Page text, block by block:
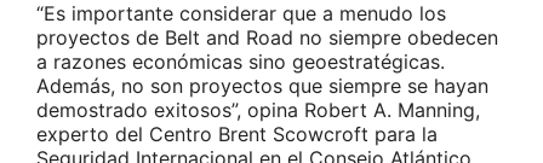
“Es importante considerar que a menudo los
proyectos de Belt and Road no siempre obedecen
a razones económicas sino geoestratégicas.
Además, no son proyectos que siempre se hayan
demostrado exitosos”, opina Robert A. Manning,
experto del Centro Brent Scowcroft para la